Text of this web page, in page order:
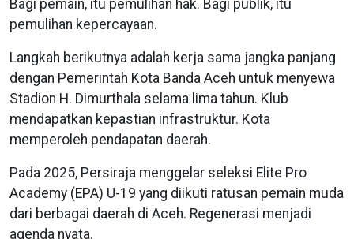
Bagi pemain, itu pemulihan hak. Bagi publik, itu
pemulihan kepercayaan.
Langkah berikutnya adalah kerja sama jangka panjang
dengan Pemerintah Kota Banda Aceh untuk menyewa
Stadion H. Dimurthala selama lima tahun. Klub
mendapatkan kepastian infrastruktur. Kota
memperoleh pendapatan daerah.
Pada 2025, Persiraja menggelar seleksi Elite Pro
Academy (EPA) U-19 yang diikuti ratusan pemain muda
dari berbagai daerah di Aceh. Regenerasi menjadi
agenda nyata.